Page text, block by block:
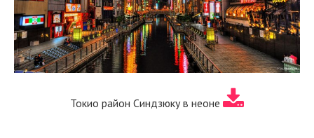
Токио район Синдзюку в неоне